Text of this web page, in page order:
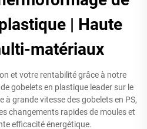
| Haute
matériaux
et votre rentabilité grâce à notre
gobelets en plastique leader sur le
à grande vitesse des gobelets en PS,
changements rapides de moules et
efficacité énergétique.